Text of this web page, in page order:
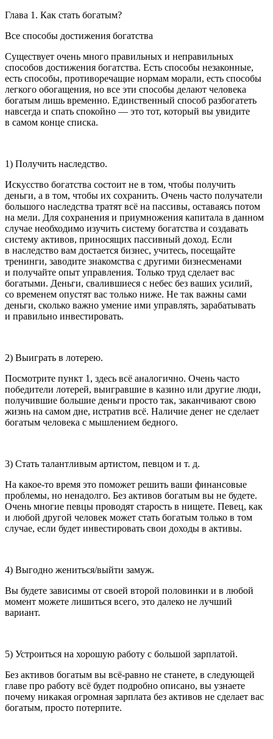
Глава 1. Как стать богатым?
Все способы достижения богатства
Существует очень много правильных и неправильных
способов достижения богатства. Есть способы незаконные,
есть способы, противоречащие нормам морали, есть способы
легкого обогащения, но все эти способы делают человека
богатым лишь временно. Единственный способ разбогатеть
навсегда и спать спокойно — это тот, который вы увидите
в самом конце списка.
1) Получить наследство.
Искусство богатства состоит не в том, чтобы получить
деньги, а в том, чтобы их сохранить. Очень часто получатели
большого наследства тратят всё на пассивы, оставаясь потом
на мели. Для сохранения и приумножения капитала в данном
случае необходимо изучить систему богатства и создавать
систему активов, приносящих пассивный доход. Если
в наследство вам достается бизнес, учитесь, посещайте
тренинги, заводите знакомства с другими бизнесменами
и получайте опыт управления. Только труд сделает вас
богатыми. Деньги, свалившиеся с небес без ваших усилий,
со временем опустят вас только ниже. Не так важны сами
деньги, сколько важно умение ими управлять, зарабатывать
и правильно инвестировать.
2) Выиграть в лотерею.
Посмотрите пункт 1, здесь всё аналогично. Очень часто
победители лотерей, выигравшие в казино или другие люди,
получившие большие деньги просто так, заканчивают свою
жизнь на самом дне, истратив всё. Наличие денег не сделает
богатым человека с мышлением бедного.
3) Стать талантливым артистом, певцом и т. д.
На какое-то время это поможет решить ваши финансовые
проблемы, но ненадолго. Без активов богатым вы не будете.
Очень многие певцы проводят старость в нищете. Певец, как
и любой другой человек может стать богатым только в том
случае, если будет инвестировать свои доходы в активы.
4) Выгодно жениться/выйти замуж.
Вы будете зависимы от своей второй половинки и в любой
момент можете лишиться всего, это далеко не лучший
вариант.
5) Устроиться на хорошую работу с большой зарплатой.
Без активов богатым вы всё-равно не станете, в следующей
главе про работу всё будет подробно описано, вы узнаете
почему никакая огромная зарплата без активов не сделает вас
богатым, просто потерпите.